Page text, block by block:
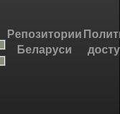
Репозитории
Беларуси